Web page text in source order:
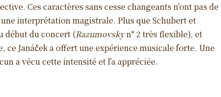
Ces caractères sans cesse changeants n’ont pas de
interprétation magistrale. Plus que Schubert et
début du concert (Razumovskyn° 2 très flexible), et
ce Janáček a offert une expérience musicale forte. Une
a vécu cette intensité et l’a appréciée.